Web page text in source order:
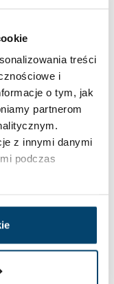
treści
i
o tym, jak
partnerom
z innymi danymi
podczas
będą przetwarzane
Piotr Kupiec, ul.
15-06 oraz Adrian Rec
8842476291 łącznie